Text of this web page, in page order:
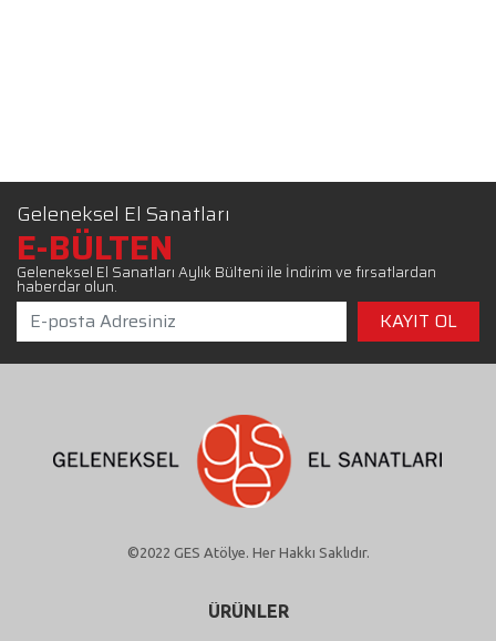
Geleneksel El Sanatları
E-BÜLTEN
Geleneksel El Sanatları Aylık Bülteni ile İndirim ve fırsatlardan
haberdar olun.
©2022 GES Atölye. Her Hakkı Saklıdır.
ÜRÜNLER